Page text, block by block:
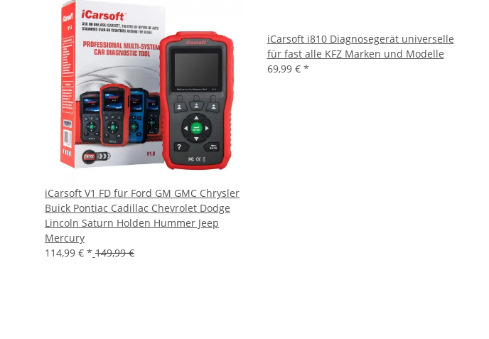
iCarsoft i810 Diagnosegerät universelle
für fast alle KFZ Marken und Modelle
69,99 € *
iCarsoft V1 FD für Ford GM GMC Chrysler
Buick Pontiac Cadillac Chevrolet Dodge
Lincoln Saturn Holden Hummer Jeep
Mercury
114,99 € * 149,99 €